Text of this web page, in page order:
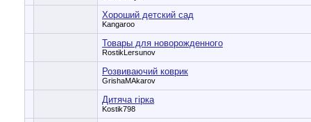
Хороший детский сад
Kangaroo
Товары для новорожденного
RostikLersunov
Розвиваючий коврик
GrishaMAkarov
Дитяча гірка
Kostik798